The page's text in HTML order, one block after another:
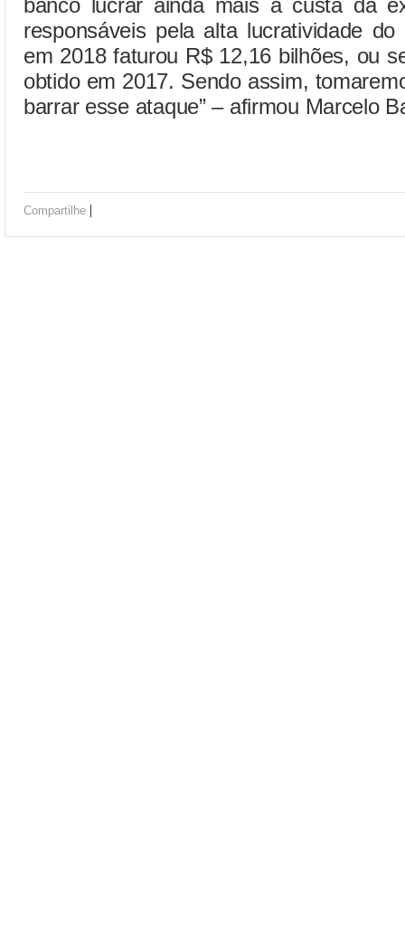
banco lucrar ainda mais à custa da
responsáveis pela alta lucratividade
em 2018 faturou R$ 12,16 bilhões, ou
obtido em 2017. Sendo assim,
barrar esse ataque” – afirmou Marcelo
Compartilhe |